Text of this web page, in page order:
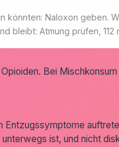
könnten: Naloxon geben.
bleibt: Atmung prüfen,
Bei
ist, und nicht